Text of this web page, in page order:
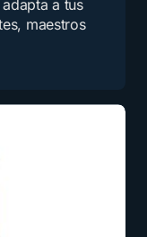
a tus
maestros